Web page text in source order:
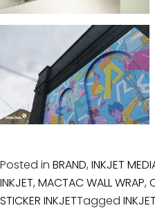
Posted in BRAND, INKJET
INKJET, MACTAC WALL WRAP,
STICKER INKJETTagged INKJET